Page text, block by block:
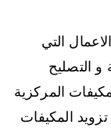
التي
و التصليح
المركزية
تزويد المكيفات